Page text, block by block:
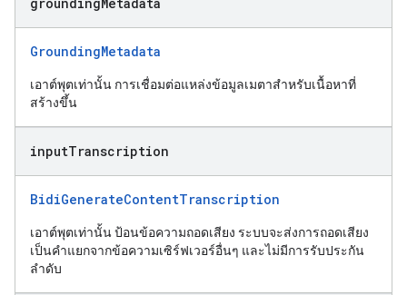
GroundingMetadata
เอาต์พุตเท่านั้น การเชื่อมต่อแหล่งข้อมูลเมตาสำหรับเนื้อหาที่
สร้างขึ้น
inputTranscription
BidiGenerateContentTranscription
เอาต์พุตเท่านั้น ป้อนข้อความถอดเสียง ระบบจะส่งการถอดเสียง
เป็นคำแยกจากข้อความเซิร์ฟเวอร์อื่นๆ และไม่มีการรับประกัน
ลำดับ